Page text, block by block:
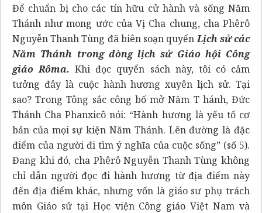
Để chuẩn bị cho các tín hữu cử hành và sống Năm
Thánh như mong ước của Vị Cha chung, cha Phêrô
Nguyễn Thanh Tùng đã biên soạn quyểnLịch sử các
Năm Thánh trong dòng lịch sử Giáo hội Công
giáo Rôma. Khi đọc quyển sách này, tôi có cảm
tưởng đây là cuộc hành hương xuyên lịch sử. Tại
sao? Trong Tông sắc công bố mở Năm T hánh, Đức
Thánh Cha Phanxicô nói: “Hành hương là yếu tố cơ
bản của mọi sự kiện Năm Thánh. Lên đường là đặc
điểm của người đi tìm ý nghĩa của cuộc sống” (số 5).
Đang khi đó, cha Phêrô Nguyễn Thanh Tùng không
chỉ dẫn người đọc đi hành hương từ địa điểm này
đến địa điểm khác, nhưng vốn là giáo sư phụ trách
môn Giáo sử tại Học viện Công giáo Việt Nam và